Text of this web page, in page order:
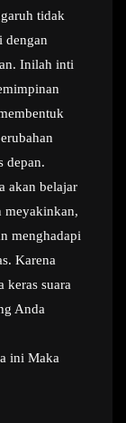
tidak
dengan
Inilah inti
depan.
akan belajar
meyakinkan,
menghadapi
Karena
keras suara
Anda
ini Maka